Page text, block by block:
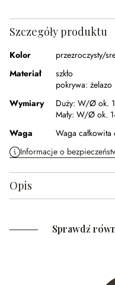
Szczegóły produktu
Kolor
przezroczysty/
Materiał
szkło
pokrywa: żelazo
Wymiary
Duży: W/Ø ok.
Mały: W/Ø ok.
Waga
Waga
Informacje o
Opis
Sprawdź